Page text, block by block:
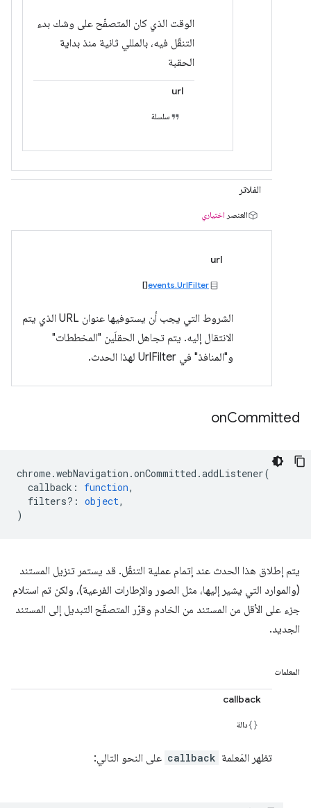
الوقت الذي كان المتصفّح على وشك بدء
التنقّل فيه، بالمللي ثانية منذ بداية
الحقبة
url
سلسلة
الفلاتر
العنصر اختياري
url
events.UrlFilter
[]
الشروط التي يجب أن يستوفيها عنوان URL الذي يتم
الانتقال إليه. يتم تجاهل الحقلَين "المخططات"
و"المنافذ" في UrlFilter لهذا الحدث.
onCommitted
chrome.webNavigation .onCommitted .addListener(
callback : function,
filters? : object,
)
يتم إطلاق هذا الحدث عند إتمام عملية التنقّل. قد يستمر تنزيل المستند
(والموارد التي يشير إليها، مثل الصور والإطارات الفرعية)، ولكن تم استلام
جزء على الأقل من المستند من الخادم وقرّر المتصفّح التبديل إلى المستند
الجديد.
المعلمات
callback
دالة
تظهر المَعلمة callback على النحو التالي: